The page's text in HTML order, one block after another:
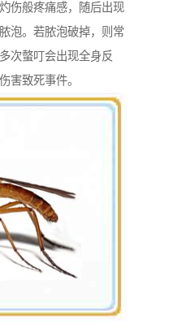
伤般疼痛感，随后出现
泡。若脓泡破掉，则常
次螫叮会出现全身反
害致死事件。